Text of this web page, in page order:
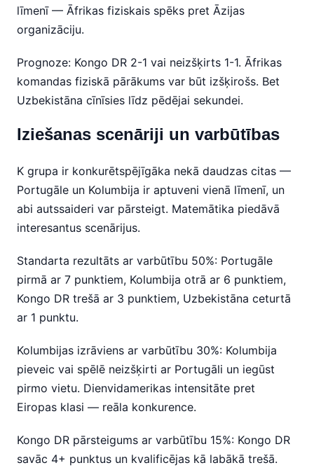
līmenī — Āfrikas fiziskais spēks pret Āzijas
organizāciju.
Prognoze: Kongo DR 2-1 vai neizšķirts 1-1. Āfrikas
komandas fiziskā pārākums var būt izšķirošs. Bet
Uzbekistāna cīnīsies līdz pēdējai sekundei.
Iziešanas scenāriji un varbūtības
K grupa ir konkurētspējīgāka nekā daudzas citas —
Portugāle un Kolumbija ir aptuveni vienā līmenī, un
abi autssaideri var pārsteigt. Matemātika piedāvā
interesantus scenārijus.
Standarta rezultāts ar varbūtību 50%: Portugāle
pirmā ar 7 punktiem, Kolumbija otrā ar 6 punktiem,
Kongo DR trešā ar 3 punktiem, Uzbekistāna ceturtā
ar 1 punktu.
Kolumbijas izrāviens ar varbūtību 30%: Kolumbija
pieveic vai spēlē neizšķirti ar Portugāli un iegūst
pirmo vietu. Dienvidamerikas intensitāte pret
Eiropas klasi — reāla konkurence.
Kongo DR pārsteigums ar varbūtību 15%: Kongo DR
savāc 4+ punktus un kvalificējas kā labākā trešā.